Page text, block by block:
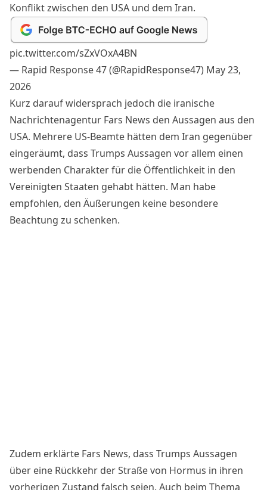
Konflikt zwischen den USA und dem Iran.
pic.twitter.com/sZxVOxA4BN
— Rapid Response 47 (@RapidResponse47) May 23,
2026
Kurz darauf widersprach jedoch die iranische
Nachrichtenagentur Fars News den Aussagen aus den
USA. Mehrere US-Beamte hätten dem Iran gegenüber
eingeräumt, dass Trumps Aussagen vor allem einen
werbenden Charakter für die Öffentlichkeit in den
Vereinigten Staaten gehabt hätten. Man habe
empfohlen, den Äußerungen keine besondere
Beachtung zu schenken.
Zudem erklärte Fars News, dass Trumps Aussagen
über eine Rückkehr derStraße von Hormus in ihren
vorherigen Zustand falsch seien. Auch beim Thema